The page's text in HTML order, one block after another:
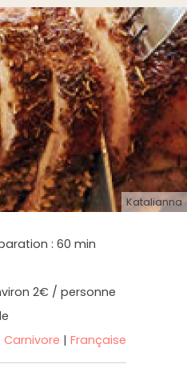
Katalianna
: 60 min
2€ / personne
Carnivore | Française